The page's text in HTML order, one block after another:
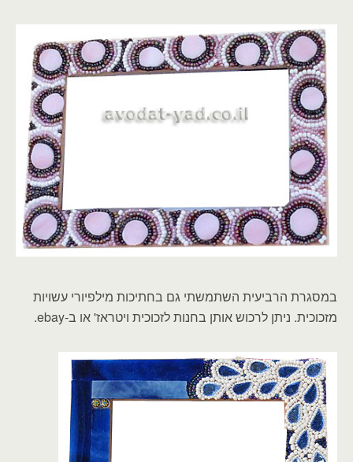
במסגרת הרביעית השתמשתי גם בחתיכות מילפיורי עשויות
מזכוכית. ניתן לרכוש אותן בחנות לזכוכית ויטראז' או ב-ebay.